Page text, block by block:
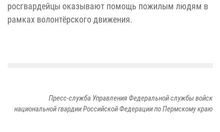
росгвардейцы оказывают помощь пожилым людям в
рамках волонтёрского движения.
Пресс-служба Управления Федеральной службы войск
национальной гвардии Российской Федерации по Пермскому краю